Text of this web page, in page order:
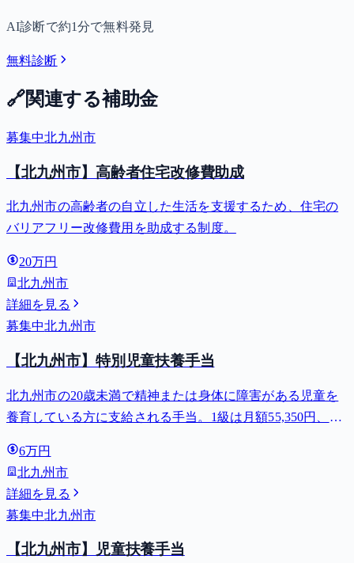
AI診断で約1分で無料発見
無料診断
🔗関連する補助金
募集中北九州市
【北九州市】高齢者住宅改修費助成
北九州市の高齢者の自立した生活を支援するため、住宅の
バリアフリー改修費用を助成する制度。
20万円
北九州市
詳細を見る
募集中北九州市
【北九州市】特別児童扶養手当
北九州市の20歳未満で精神または身体に障害がある児童を
養育している方に支給される手当。1級は月額55,350円、2
6万円
北九州市
詳細を見る
募集中北九州市
【北九州市】児童扶養手当